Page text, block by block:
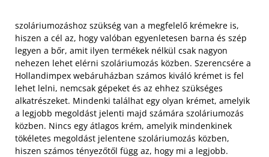
szoláriumozáshoz szükség van a megfelelő krémekre is,
hiszen a cél az, hogy valóban egyenletesen barna és szép
legyen a bőr, amit ilyen termékek nélkül csak nagyon
nehezen lehet elérni szoláriumozás közben. Szerencsére a
Hollandimpex webáruházban számos kiváló krémet is fel
lehet lelni, nemcsak gépeket és az ehhez szükséges
alkatrészeket. Mindenki találhat egy olyan krémet, amelyik
a legjobb megoldást jelenti majd számára szoláriumozás
közben. Nincs egy átlagos krém, amelyik mindenkinek
tökéletes megoldást jelentene szoláriumozás közben,
hiszen számos tényezőtől függ az, hogy mi a legjobb.